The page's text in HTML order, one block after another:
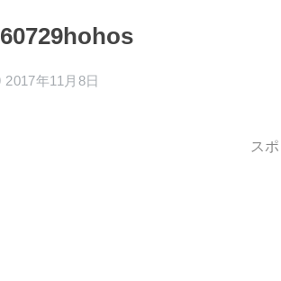
2017年11月8日
ス